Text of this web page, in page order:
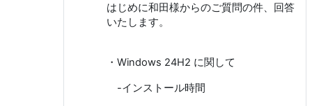
はじめに和田様からのご質問の件、回答
いたします。
・Windows 24H2 に関して
-インストール時間